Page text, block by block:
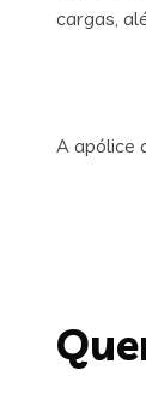
cargas,
A apólice